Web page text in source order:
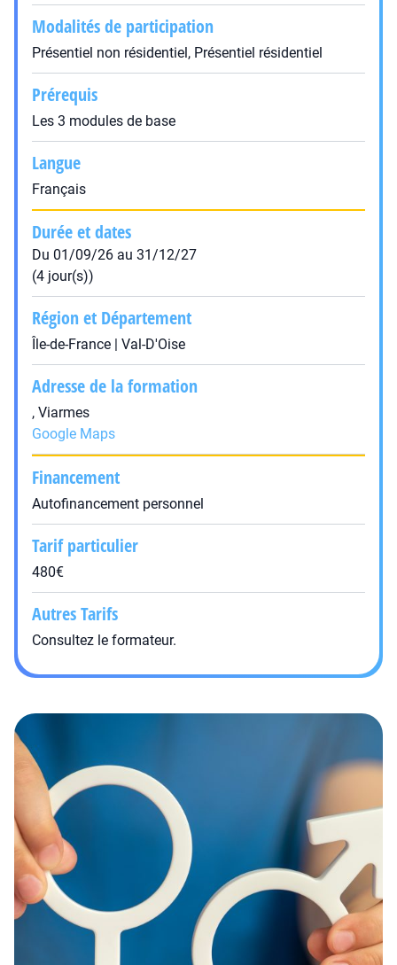
Modalités de participation
Présentiel non résidentiel, Présentiel résidentiel
Prérequis
Les 3 modules de base
Langue
Français
Durée et dates
Du 01/09/26 au 31/12/27
(4 jour(s))
Région et Département
Île-de-France | Val-D'Oise
Adresse de la formation
, Viarmes
Google Maps
Financement
Autofinancement personnel
Tarif particulier
480€
Autres Tarifs
Consultez le formateur.